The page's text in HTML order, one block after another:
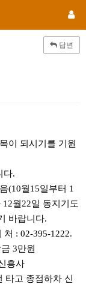
답변
이 되시기를 기원
다.
(10월15일부터 1
월22일 동지기도
바랍니다.
: 02-395-1222.
3만원
흥사
고 종점하차 신